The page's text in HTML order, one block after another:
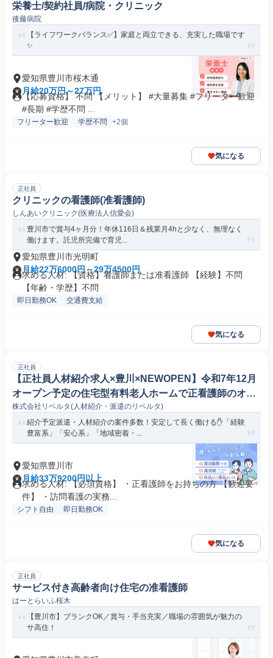
栄養士/契約社員/病院・クリニック
後藤病院
【ライフワークバランス✅️】家庭と両立できる、充実した職場です
✨
愛知県豊川市桜木通
月給20万円～27万円
【応募資格】 不問 【メリット】 #大量募集 #フリーター歓迎
#長期 #学歴不問 ...
フリーター歓迎 学歴不問 +2個
気になる
正社員
クリニックの看護師(准看護師)
しんあいクリニック(医療法人信愛会)
豊川市で賞与4ヶ月分！年休116日＆残業月4hと少なく、無理なく
働けます。託児所完備で育児...
愛知県豊川市光明町
月給22万6000円～29万4500円
求める人材: 【資格】看護師または准看護師 【経験】不問
【年齢・学歴】不問
即日勤務OK 交通費支給
気になる
正社員
【正社員人材紹介求人×豊川×NEWOPEN】令和7年12月
オープン予定の住宅型有料老人ホームで正看護師のオー
プニングスタッフ【1085】
株式会社リベルタ(人材紹介・派遣のリベルタ)
紹介予定派遣・人材紹介の案件多数！安定して長く働ける✋「経験
豊富系」「安心系」「地域密着・...
愛知県豊川市
月給33万9200円以上
求める人材: 【必須資格】 ・正看護師をお持ちの方 【歓迎要
件】 ・訪問看護の実務...
シフト自由 即日勤務OK
気になる
正社員
サービス付き高齢者向け住宅の准看護師
はーとらいふ桜木
【豊川市】ブランクOK／賞与・手当充実／職場の雰囲気が魅力の
サ高住！